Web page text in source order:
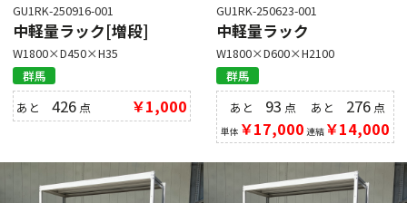
GU1RK-250916-001
中軽量ラック[増段]
W1800×D450×H35
群馬
あと426 点 ￥1,000
GU1RK-250623-001
中軽量ラック
W1800×D600×H2100
群馬
あと 93 点
単体 ￥17,000
あと 276点
連結￥14,000